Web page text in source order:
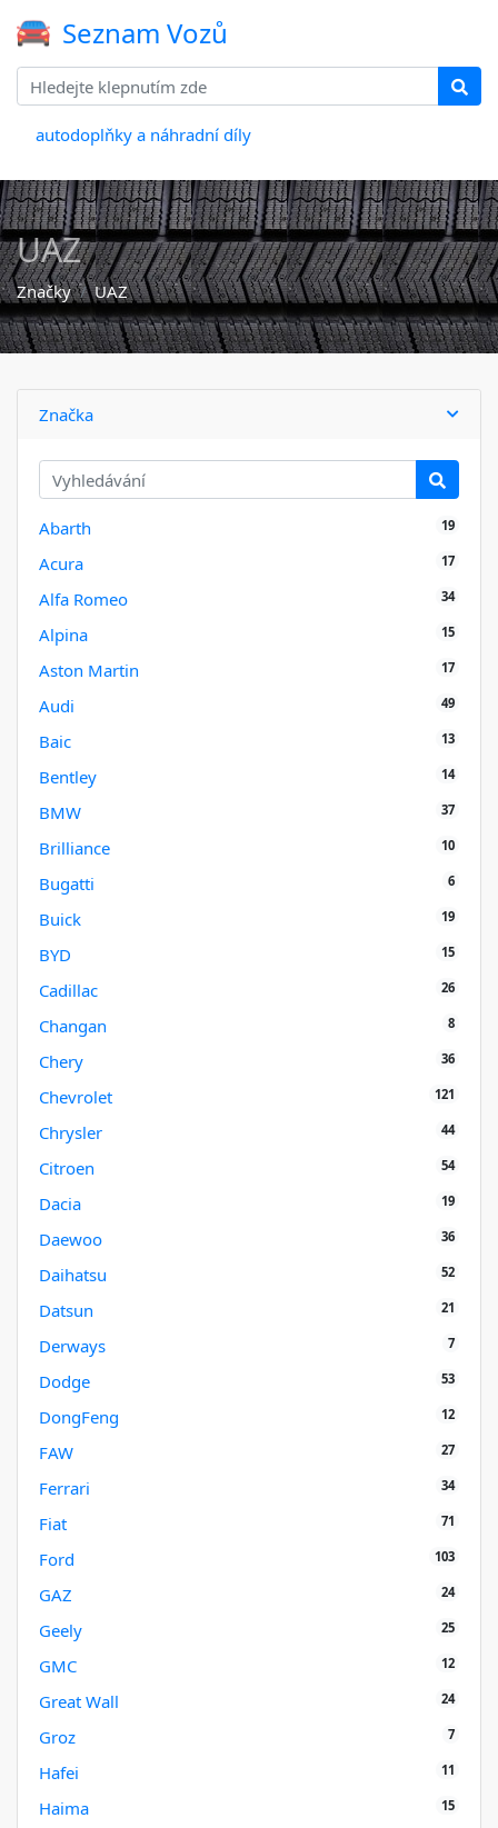
Seznam Vozů
autodoplňky a náhradní díly
UAZ
Značky UAZ
Značka
Abarth 19
Acura 17
Alfa Romeo 34
Alpina 15
Aston Martin 17
Audi 49
Baic 13
Bentley 14
BMW 37
Brilliance 10
Bugatti 6
Buick 19
BYD 15
Cadillac 26
Changan 8
Chery 36
Chevrolet 121
Chrysler 44
Citroen 54
Dacia 19
Daewoo 36
Daihatsu 52
Datsun 21
Derways 7
Dodge 53
DongFeng 12
FAW 27
Ferrari 34
Fiat 71
Ford 103
GAZ 24
Geely 25
GMC 12
Great Wall 24
Groz 7
Hafei 11
Haima 15